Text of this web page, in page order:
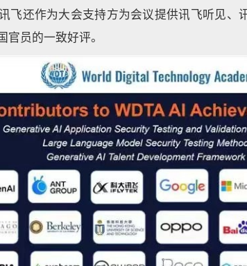
飞还作为大会支持方为会议提供讯飞听见、
员的一致好评。